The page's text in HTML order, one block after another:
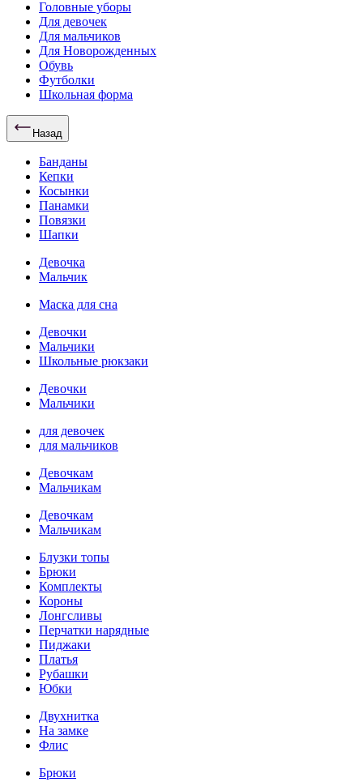
Головные уборы
Для девочек
Для мальчиков
Для Новорожденных
Обувь
Футболки
Школьная форма
Назад
Банданы
Кепки
Косынки
Панамки
Повязки
Шапки
Девочка
Мальчик
Маска для сна
Девочки
Мальчики
Школьные рюкзаки
Девочки
Мальчики
для девочек
для мальчиков
Девочкам
Мальчикам
Девочкам
Мальчикам
Блузки топы
Брюки
Комплекты
Короны
Лонгсливы
Перчатки нарядные
Пиджаки
Платья
Рубашки
Юбки
Двухнитка
На замке
Флис
Брюки